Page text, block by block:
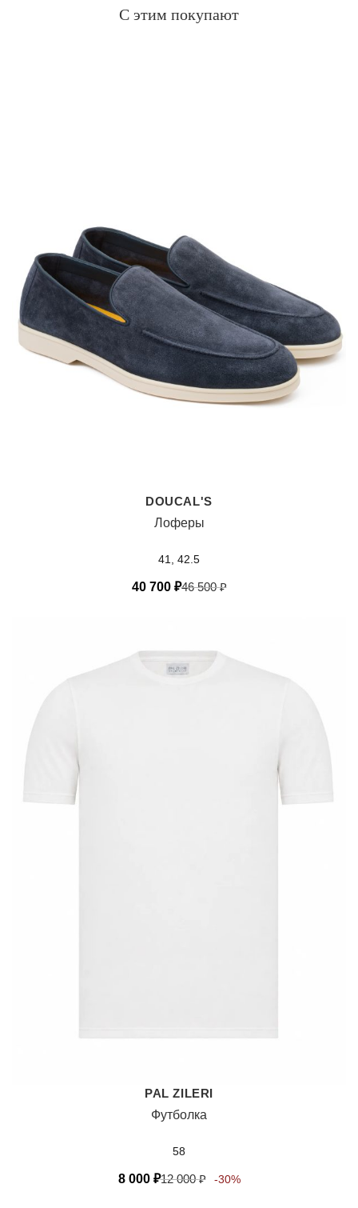
С этим покупают
DOUCAL'S
Лоферы
41, 42.5
40 700 ₽46 500₽
PAL ZILERI
Футболка
58
8 000 ₽12 000₽ -30%